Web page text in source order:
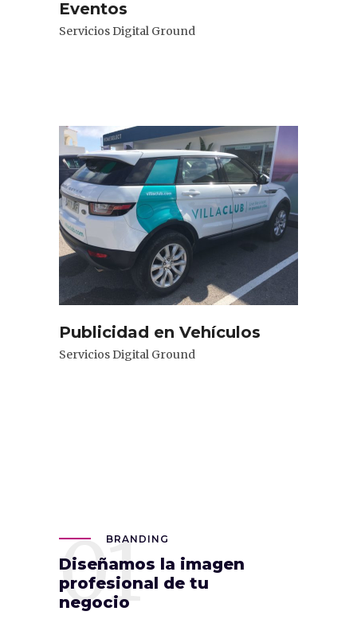
Eventos
Servicios Digital Ground
Publicidad en Vehículos
Servicios Digital Ground
BRANDING
Diseñamos la imagen
profesional de tu
negocio
01